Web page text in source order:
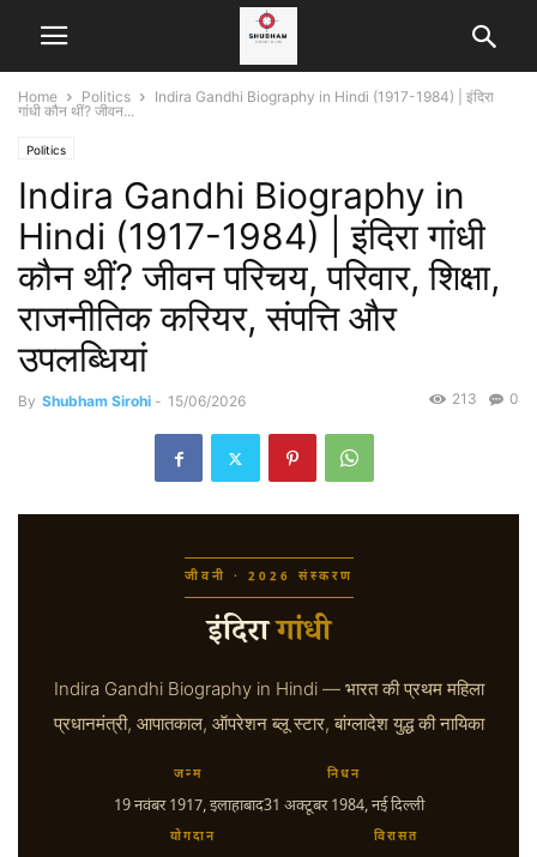
Home Politics
Indira Gandhi Biography in Hindi (1917-1984) | इंदिरा
गांधी कौन थीं? जीवन...
Politics
Indira Gandhi Biography in
Hindi (1917-1984) | इंदिरा गांधी
कौन थीं? जीवन परिचय, परिवार, शिक्षा,
राजनीतिक करियर, संपत्ति और
उपलब्धियां
By Shubham Sirohi - 15/06/2026 0
213
जीवनी · 2026 संस्करण
इंदिरागांधी
Indira Gandhi Biography in Hindi — भारत की प्रथम महिला
प्रधानमंत्री, आपातकाल, ऑपरेशन ब्लू स्टार, बांग्लादेश युद्ध की नायिका
जन्म
19 नवंबर 1917, इलाहाबाद
निधन
31 अक्टूबर 1984, नई दिल्ली
योगदान विरासत